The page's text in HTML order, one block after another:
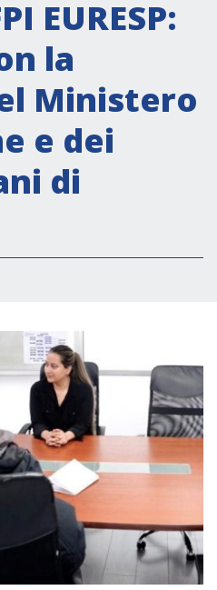
Latina e Caraibi
dell’uguaglianza di
economico
EURESP:
la
Ministero
e dei
di